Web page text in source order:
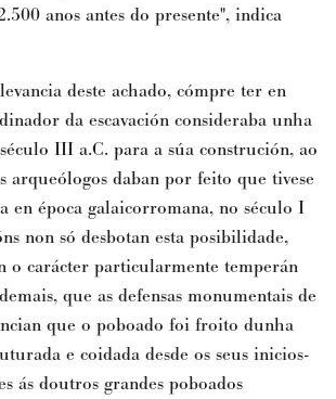
anos antes do presente", indica
deste achado, cómpre ter en
da escavación consideraba unha
III a.C. para a súa construción, ao
arqueólogos daban por feito que tivese
en época galaicorromana, no século I
non só desbotan esta posibilidade,
o carácter particularmente temperán
que as defensas monumentais de
que o poboado foi froito dunha
e coidada desde os seus inicios-
ás doutros grandes poboados